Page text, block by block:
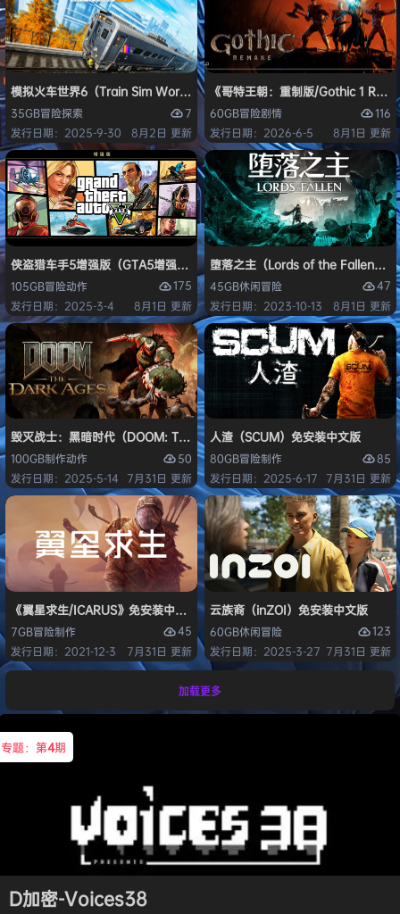
模拟火车世界6（Train Sim World 6）免安装中文版
35GB冒险探索
7
发行日期：2025-9-30
8月2日 更新
《哥特王朝：重制版/Gothic 1
60GB冒险剧情
116
发行日期：2026-6-5
8月1日 更新
侠盗猎车手5增强版（GTA5增强版（Grand Theft Auto V Enhanced）免
105GB冒险动作
175
发行日期：2025-3-4
8月1日 更新
堕落之主（Lords of the Fallen）免
45GB休闲冒险
47
发行日期：2023-10-13
8月1日 更新
毁灭战士：黑暗时代（DOOM: The Dark Ages）免安装中文版
100GB制作动作
50
发行日期：2025-5-14
7月31日 更新
人渣（SCUM）免安装中文版
80GB冒险制作
85
发行日期：2025-6-17
7月31日 更新
《翼星求生/ICARUS》免安装中文版
7GB冒险制作
45
发行日期：2021-12-3
7月31日 更新
云族裔（inZOI）免安装中文版
60GB休闲冒险
123
发行日期：2025-3-27 7月31日 更新
加载更多
专题：第4期
D加密-Voices38